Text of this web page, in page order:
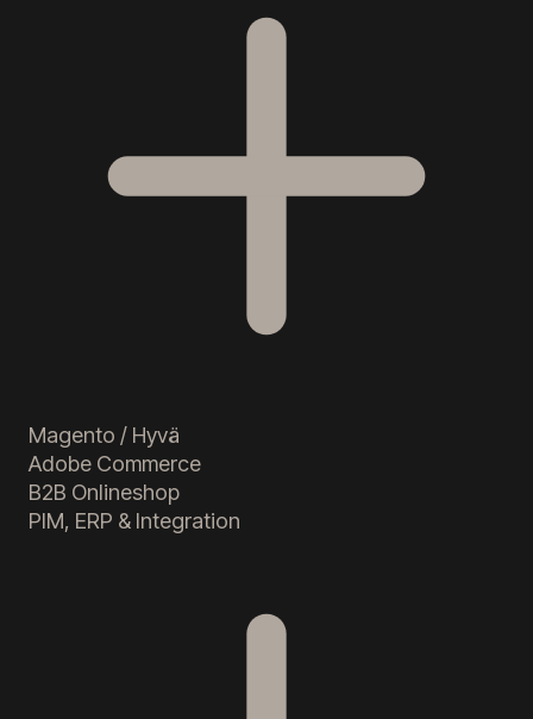
Magento / Hyvä
Adobe Commerce
B2B Onlineshop
PIM, ERP & Integration